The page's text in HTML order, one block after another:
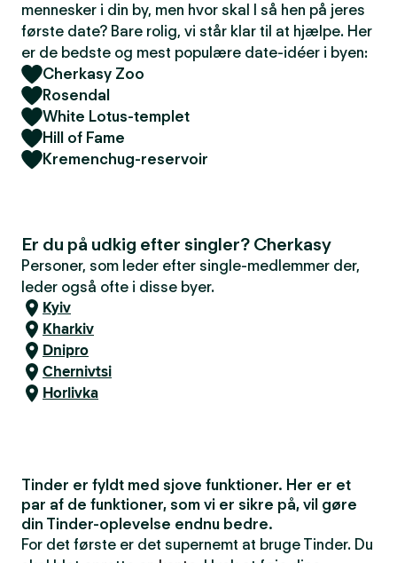
mennesker i din by, men hvor skal I så hen på jeres
første date? Bare rolig, vi står klar til at hjælpe. Her
er de bedste og mest populære date-idéer i byen:
Cherkasy Zoo
Rosendal
White Lotus-templet
Hill of Fame
Kremenchug-reservoir
Er du på udkig efter singler? Cherkasy
Personer, som leder efter single-medlemmer der,
leder også ofte i disse byer.
Kyiv
Kharkiv
Dnipro
Chernivtsi
Horlivka
Tinder er fyldt med sjove funktioner. Her er et
par af de funktioner, som vi er sikre på, vil gøre
din Tinder-oplevelse endnu bedre.
For det første er det supernemt at bruge Tinder. Du